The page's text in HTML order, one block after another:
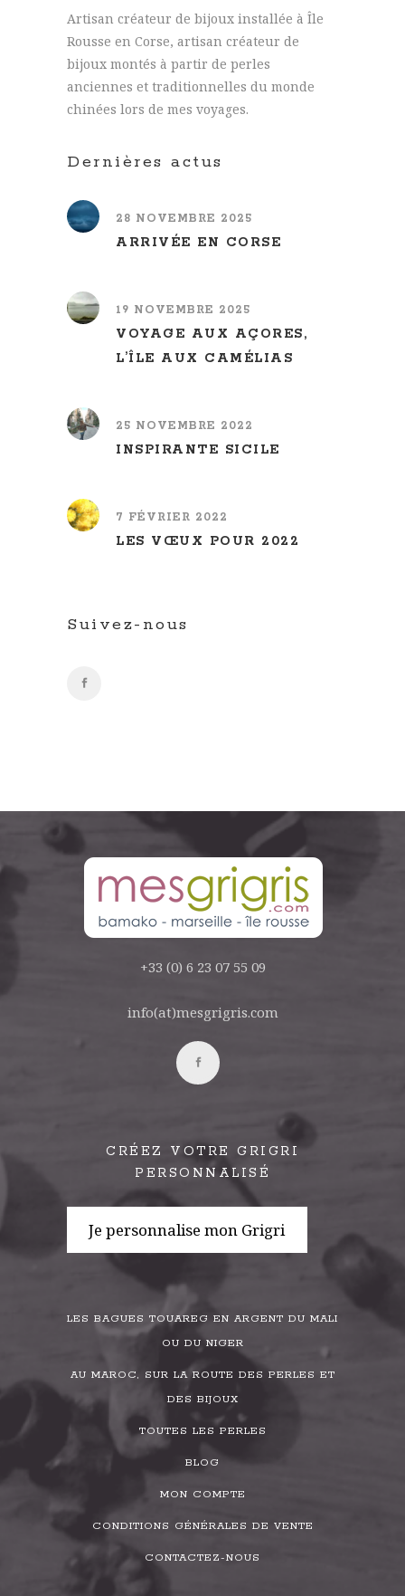
Artisan créateur de bijoux installée à Île
Rousse en Corse, artisan créateur de
bijoux montés à partir de perles
anciennes et traditionnelles du monde
chinées lors de mes voyages.
Dernières actus
28 NOVEMBRE 2025
ARRIVÉE EN CORSE
19 NOVEMBRE 2025
VOYAGE AUX AÇORES,
L’ÎLE AUX CAMÉLIAS
25 NOVEMBRE 2022
INSPIRANTE SICILE
7 FÉVRIER 2022
LES VŒUX POUR 2022
Suivez-nous
+33 (0) 6 23 07 55 09
info(at)mesgrigris.com
CRÉEZ VOTRE GRIGRI
PERSONNALISÉ
Je personnalise mon Grigri
LES BAGUES TOUAREG EN ARGENT DU MALI
OU DU NIGER
AU MAROC, SUR LA ROUTE DES PERLES ET
DES BIJOUX
TOUTES LES PERLES
BLOG
MON COMPTE
CONDITIONS GÉNÉRALES DE VENTE
CONTACTEZ-NOUS